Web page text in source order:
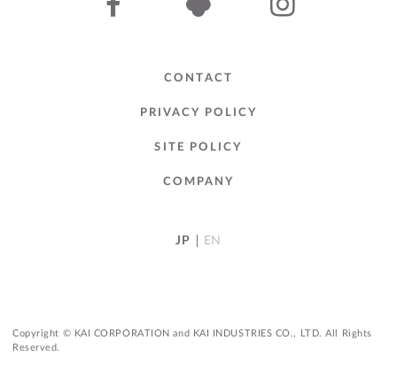
CONTACT
PRIVACY POLICY
SITE POLICY
COMPANY
JP EN
Copyright © KAI CORPORATION and KAI INDUSTRIES CO., LTD. All Rights
Reserved.